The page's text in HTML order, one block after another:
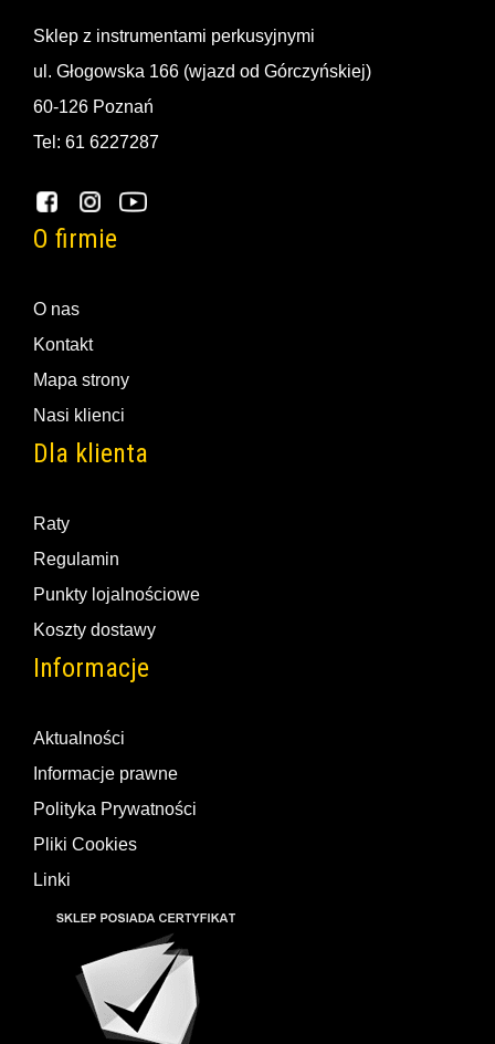
Sklep z instrumentami perkusyjnymi
ul. Głogowska 166 (wjazd od Górczyńskiej)
60-126 Poznań
Tel: 61 6227287
O firmie
O nas
Kontakt
Mapa strony
Nasi klienci
Dla klienta
Raty
Regulamin
Punkty lojalnościowe
Koszty dostawy
Informacje
Aktualności
Informacje prawne
Polityka Prywatności
Pliki Cookies
Linki